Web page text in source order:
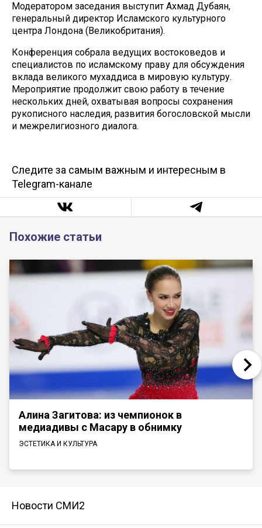
Модератором заседания выступит Ахмад Дубаян,
генеральный директор Исламского культурного
центра Лондона (Великобритания).
Конференция собрала ведущих востоковедов и
специалистов по исламскому праву для обсуждения
вклада великого мухаддиса в мировую культуру.
Мероприятие продолжит свою работу в течение
нескольких дней, охватывая вопросы сохранения
рукописного наследия, развития богословской мысли
и межрелигиозного диалога.
Следите за самым важным и интересным в
Telegram-канале
Похожие статьи
Алина Загитова: из чемпионок в
медиадивы с Масару в обнимку
ЭСТЕТИКА И КУЛЬТУРА
Новости СМИ2